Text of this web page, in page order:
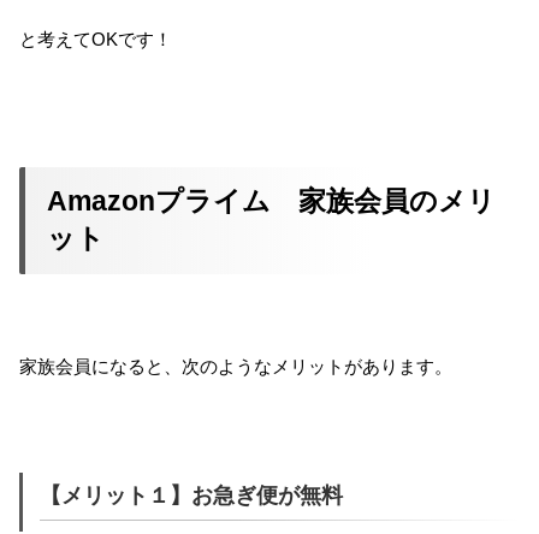
と考えてOKです！
Amazonプライム 家族会員のメリ
ット
家族会員になると、次のようなメリットがあります。
【メリット１】お急ぎ便が無料